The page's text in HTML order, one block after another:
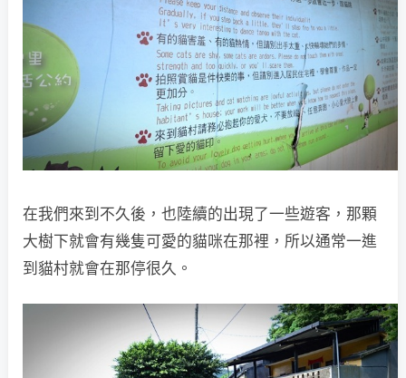
在我們來到不久後，也陸續的出現了一些遊客，那顆
大樹下就會有幾隻可愛的貓咪在那裡，所以通常一進
到貓村就會在那停很久。